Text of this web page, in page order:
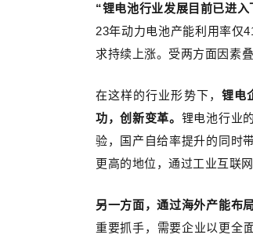
“锂电池行业发展目前已进
23年动力电池产能利用率仅
求持续上涨。受两方面因素
在这样的行业形势下， 锂电
功，创新变革。 锂电池行业
验，国产自给率提升的同时
更高的地位，通过工业互联
另一方面，通过海外产能布
重要抓手，需要企业以更全